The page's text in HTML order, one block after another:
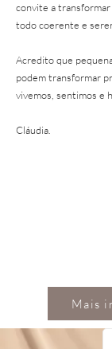
convite a
todo coerente e
Acredito que
podem transformar
vivemos, sentimos e
Cláudia.
Mais